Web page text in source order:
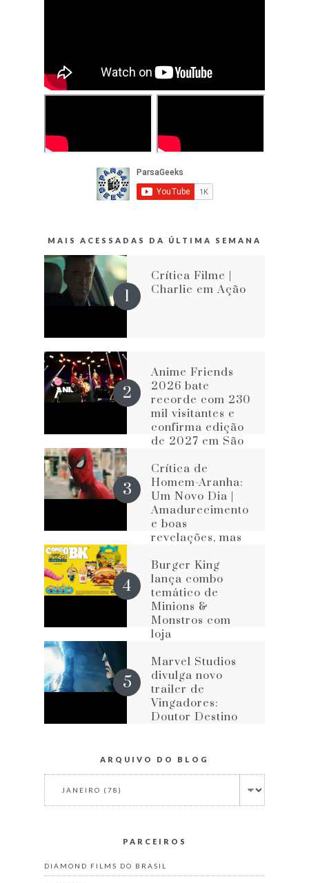
MAIS ACESSADAS DA ÚLTIMA SEMANA
Crítica Filme |
Charlie em Ação
Anime Friends
2026 bate
recorde com 230
mil visitantes e
confirma edição
de 2027 em São
Crítica de
Homem-Aranha:
Um Novo Dia |
Amadurecimento
e boas
revelações, mas
vícios que o
impede de ser
melhor
Burger King
lança combo
temático de
Minions &
Monstros com
loja
Avenida Paulista
Marvel Studios
divulga novo
trailer de
Vingadores:
Doutor Destino
ARQUIVO DO BLOG
PARCEIROS
DIAMOND FILMS DO BRASIL